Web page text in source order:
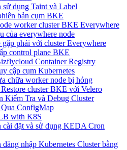
sử dụng Taint và Label
bản cụm BKE
worker cluster BKE Everywhere
của everywhere node
gặp phải với cluster Everywhere
control plane BKE
Container Registry
cập cụm Kubernetes
chữa worker node bị hỏng
cluster BKE với Velero
Kiểm Tra và Debug Cluster
ConfigMap
with K8S
cài đặt và sử dụng KEDA Cron
nhập Kubernetes Cluster bằng